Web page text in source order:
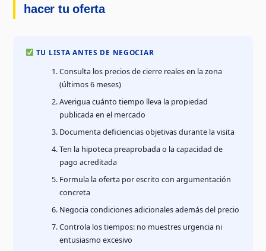
hacer tu oferta
TU LISTA ANTES DE NEGOCIAR
Consulta los precios de cierre reales en la zona
(últimos 6 meses)
Averigua cuánto tiempo lleva la propiedad
publicada en el mercado
Documenta deficiencias objetivas durante la visita
Ten la hipoteca preaprobada o la capacidad de
pago acreditada
Formula la oferta por escrito con argumentación
concreta
Negocia condiciones adicionales además del precio
Controla los tiempos: no muestres urgencia ni
entusiasmo excesivo